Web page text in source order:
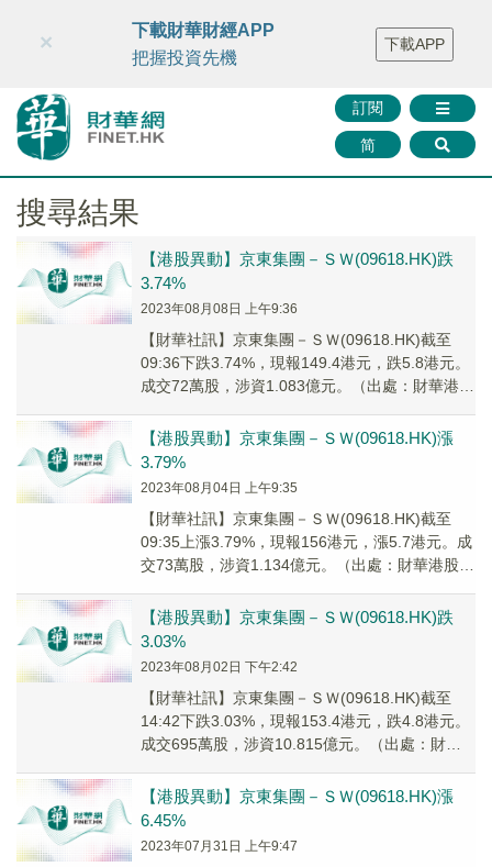
財華智庫網 FINTV FINMETA 財華證券 媒體矩陣
智庫沙龍
聯絡我們
訂閱
简
×
下載財華財經APP
把握投資先機
下載APP
搜尋結果
【港股異動】京東集團－ＳＷ(09618.HK)跌
3.74%
2023年08月08日 上午9:36
【財華社訊】京東集團－ＳＷ(09618.HK)截至
09:36下跌3.74%，現報149.4港元，跌5.8港元。
成交72萬股，涉資1.083億元。（出處：財華港股
【港股異動】京東集團－ＳＷ(09618.HK)漲
3.79%
2023年08月04日 上午9:35
【財華社訊】京東集團－ＳＷ(09618.HK)截至
09:35上漲3.79%，現報156港元，漲5.7港元。成
交73萬股，涉資1.134億元。（出處：財華港股智
【港股異動】京東集團－ＳＷ(09618.HK)跌
3.03%
2023年08月02日 下午2:42
【財華社訊】京東集團－ＳＷ(09618.HK)截至
14:42下跌3.03%，現報153.4港元，跌4.8港元。
成交695萬股，涉資10.815億元。（出處：財華
【港股異動】京東集團－ＳＷ(09618.HK)漲
6.45%
2023年07月31日 上午9:47